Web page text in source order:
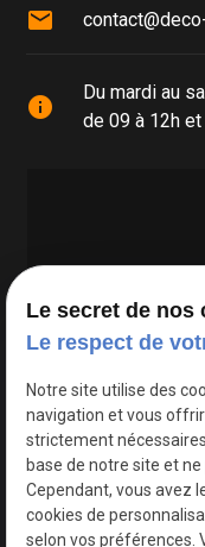
mail
info
Du mardi au
de 09 à 12h
Google Maps
Le secret de nos
Le respect de
Notre site utilise des
navigation et vous
strictement
base de notre site et
Cependant, vous avez
cookies de
selon vos préférences.